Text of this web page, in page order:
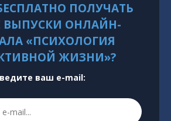
ПОЛУЧАТЬ
ВЫПУСКИ ОНЛАЙН-
«ПСИХОЛОГИЯ
ЖИЗНИ»?
ваш e-mail: